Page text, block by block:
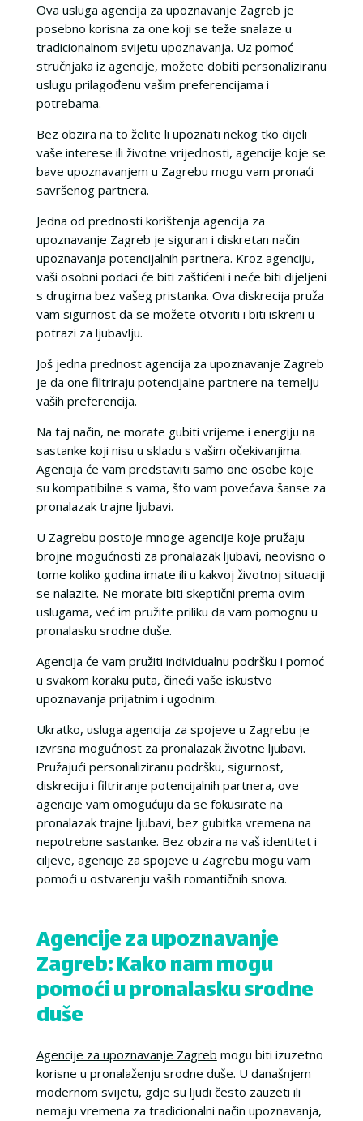
Ova usluga agencija za upoznavanje Zagreb je
posebno korisna za one koji se teže snalaze u
tradicionalnom svijetu upoznavanja. Uz pomoć
stručnjaka iz agencije, možete dobiti personaliziranu
uslugu prilagođenu vašim preferencijama i
potrebama.
Bez obzira na to želite li upoznati nekog tko dijeli
vaše interese ili životne vrijednosti, agencije koje se
bave upoznavanjem u Zagrebu mogu vam pronaći
savršenog partnera.
Jedna od prednosti korištenja agencija za
upoznavanje Zagreb je siguran i diskretan način
upoznavanja potencijalnih partnera. Kroz agenciju,
vaši osobni podaci će biti zaštićeni i neće biti dijeljeni
s drugima bez vašeg pristanka. Ova diskrecija pruža
vam sigurnost da se možete otvoriti i biti iskreni u
potrazi za ljubavlju.
Još jedna prednost agencija za upoznavanje Zagreb
je da one filtriraju potencijalne partnere na temelju
vaših preferencija.
Na taj način, ne morate gubiti vrijeme i energiju na
sastanke koji nisu u skladu s vašim očekivanjima.
Agencija će vam predstaviti samo one osobe koje
su kompatibilne s vama, što vam povećava šanse za
pronalazak trajne ljubavi.
U Zagrebu postoje mnoge agencije koje pružaju
brojne mogućnosti za pronalazak ljubavi, neovisno o
tome koliko godina imate ili u kakvoj životnoj situaciji
se nalazite. Ne morate biti skeptični prema ovim
uslugama, već im pružite priliku da vam pomognu u
pronalasku srodne duše.
Agencija će vam pružiti individualnu podršku i pomoć
u svakom koraku puta, čineći vaše iskustvo
upoznavanja prijatnim i ugodnim.
Ukratko, usluga agencija za spojeve u Zagrebu je
izvrsna mogućnost za pronalazak životne ljubavi.
Pružajući personaliziranu podršku, sigurnost,
diskreciju i filtriranje potencijalnih partnera, ove
agencije vam omogućuju da se fokusirate na
pronalazak trajne ljubavi, bez gubitka vremena na
nepotrebne sastanke. Bez obzira na vaš identitet i
ciljeve, agencije za spojeve u Zagrebu mogu vam
pomoći u ostvarenju vaših romantičnih snova.
Agencije za upoznavanje
Zagreb: Kako nam mogu
pomoći u pronalasku srodne
duše
Agencije za upoznavanje Zagreb mogu biti izuzetno
korisne u pronalaženju srodne duše. U današnjem
modernom svijetu, gdje su ljudi često zauzeti ili
nemaju vremena za tradicionalni način upoznavanja,